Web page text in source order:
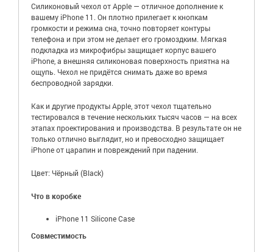
Силиконовый чехол от Apple — отличное дополнение к
вашему iPhone 11. Он плотно прилегает к кнопкам
громкости и режима сна, точно повторяет контуры
телефона и при этом не делает его громоздким. Мягкая
подкладка из микрофибры защищает корпус вашего
iPhone, а внешняя силиконовая поверхность приятна на
ощупь. Чехол не придётся снимать даже во время
беспроводной зарядки.
Как и другие продукты Apple, этот чехол тщательно
тестировался в течение нескольких тысяч часов — на всех
этапах проектирования и производства. В результате он не
только отлично выглядит, но и превосходно защищает
iPhone от царапин и повреждений при падении.
Цвет: Чёрный (Black)
Что в коробке
iPhone 11 Silicone Case
Совместимость